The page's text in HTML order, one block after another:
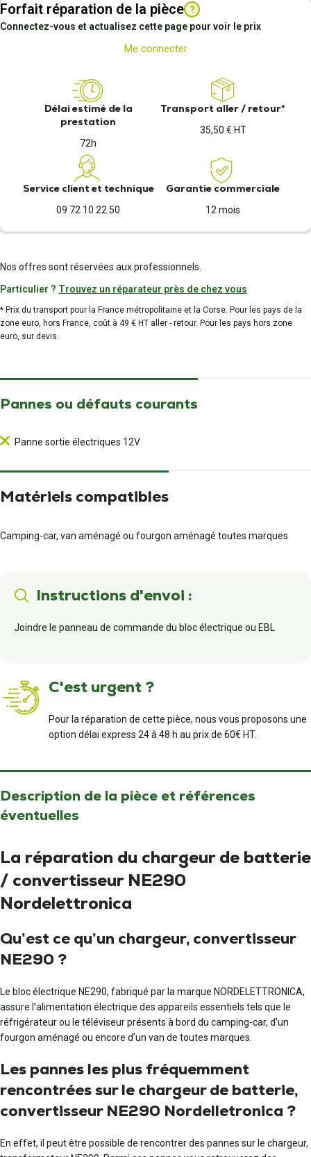
Forfait réparation de la pièce ?
Connectez-vous et actualisez cette page pour voir le prix
Me connecter
Délai estimé de la
prestation
72h
Transport aller / retour*
35,50 € HT
Service client et technique
09 72 10 22 50
Garantie commerciale
12 mois
Nos offres sont réservées aux professionnels.
Particulier ? Trouvez un réparateur près de chez vous
* Prix du transport pour la France métropolitaine et la Corse. Pour les pays de la
zone euro, hors France, coût à 49 € HT aller - retour. Pour les pays hors zone
euro, sur devis.
Pannes ou défauts courants
Panne sortie électriques 12V
Matériels compatibles
Camping-car, van aménagé ou fourgon aménagé toutes marques
Instructions d'envoi :
Joindre le panneau de commande du bloc électrique ou EBL
C'est urgent ?
Pour la réparation de cette pièce, nous vous proposons une
option délai express 24 à 48 h au prix de 60€ HT.
Description de la pièce et références
éventuelles
La réparation du chargeur de batterie
/ convertisseur NE290
Nordelettronica
Qu’est ce qu’un chargeur, convertisseur
NE290 ?
Le bloc électrique NE290, fabriqué par la marque NORDELETTRONICA,
assure l’alimentation électrique des appareils essentiels tels que le
réfrigérateur ou le téléviseur présents à bord du camping-car, d’un
fourgon aménagé ou encore d’un van de toutes marques.
Les pannes les plus fréquemment
rencontrées sur le chargeur de batterie,
convertisseur NE290 Nordelle­tronica ?
En effet, il peut être possible de rencontrer des pannes sur le chargeur,